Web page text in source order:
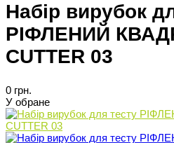
Набір вирубок
РІФЛЕНИЙ
CUTTER 03
0 грн.
У обране